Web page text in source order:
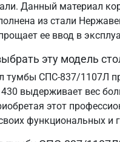
Данный материал
из стали
ее ввод в
эту модель
тумбы СПС-837/1107Л
выдерживает вес
этот
функциональных и